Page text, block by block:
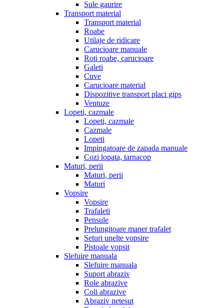
Sule gaurire
Transport material
Transport material
Roabe
Utilaje de ridicare
Carucioare manuale
Roti roabe, carucioare
Galeti
Cuve
Carucioare material
Dispozitive transport placi gips
Ventuze
Lopeti, cazmale
Lopeti, cazmale
Cazmale
Lopeti
Impingatoare de zapada manuale
Cozi lopata, tarnacop
Maturi, perii
Maturi, perii
Maturi
Vopsire
Vopsire
Trafaleti
Pensule
Prelungitoare maner trafalet
Seturi unelte vopsire
Pistoale vopsit
Slefuire manuala
Slefuire manuala
Suport abraziv
Role abrazive
Coli abrazive
Abraziv netesut